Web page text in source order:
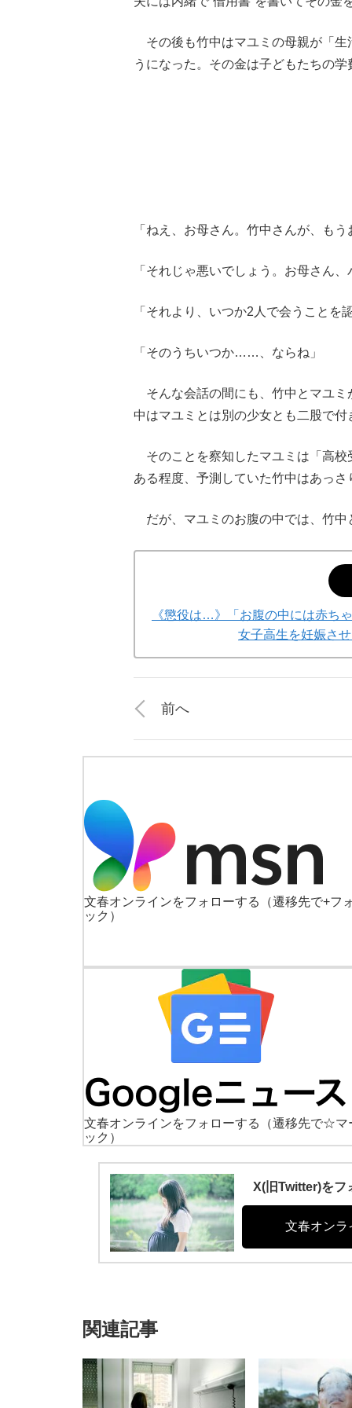
その後も竹中はマユミの母親が「生
うになった。その金は子どもたちの
「ねえ、お母さん。竹中さんが、も
「それじゃ悪いでしょう。お母さん
「それより、いつか2人で会うことを
「そのうちいつか……、ならね」
そんな会話の間にも、竹中とマユミ
中はマユミとは別の少女とも二股で
そのことを察知したマユミは「高校
ある程度、予測していた竹中はあっさ
だが、マユミのお腹の中では、竹中
《懲役は…》「お腹の中には赤ち
女子高生を妊娠さ
前へ
文春オンラインをフォローする
（遷移先で+フ
ック）
文春オンラインをフォローする
（遷移先で☆マ
ック）
X(旧Twitter)をフ
文春オンラ
関連記事